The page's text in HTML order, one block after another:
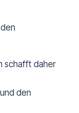
schafft daher
den